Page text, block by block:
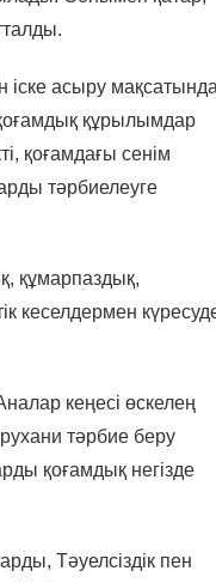
іске асыру мақсатында
құрылымдар
қоғамдағы сенім
тәрбиелеуге
құмарпаздық,
кеселдермен
кеңесі өскелең
тәрбие беру
қоғамдық негізде
Тәуелсіздік пен